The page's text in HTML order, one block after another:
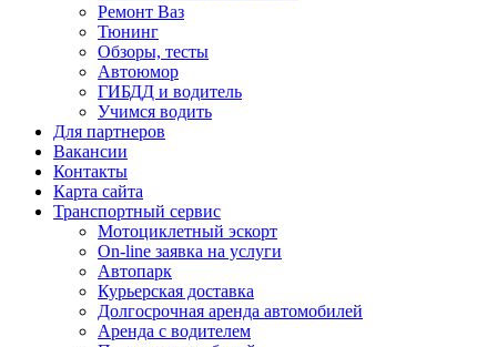
Ремонт Ваз
Тюнинг
Обзоры, тесты
Автоюмор
ГИБДД и водитель
Учимся водить
Для партнеров
Вакансии
Контакты
Карта сайта
Транспортный сервис
Мотоциклетный эскорт
On-line заявка на услуги
Автопарк
Курьерская доставка
Долгосрочная аренда автомобилей
Аренда с водителем